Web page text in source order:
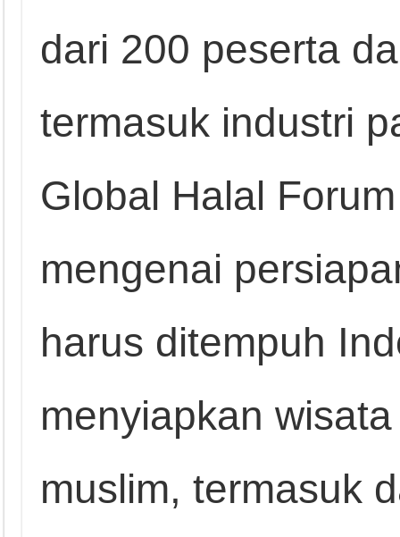
dari 200 peserta
termasuk industri
Global Halal
mengenai
harus ditempuh
menyiapkan
muslim, termasuk